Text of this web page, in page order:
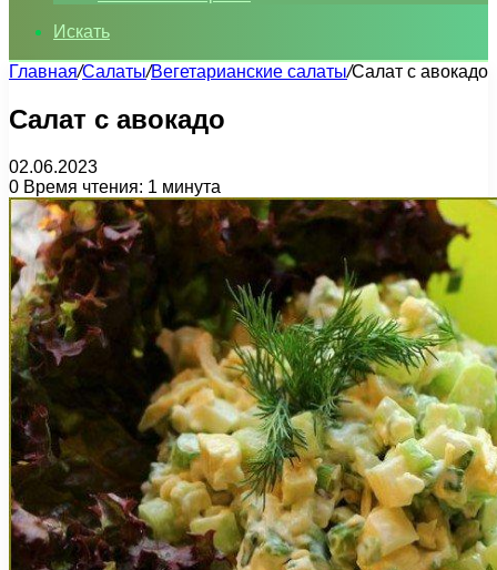
Искать
Главная/Салаты/Вегетарианские салаты/Салат с авокадо
Салат с авокадо
02.06.2023
0 Время чтения: 1 минута